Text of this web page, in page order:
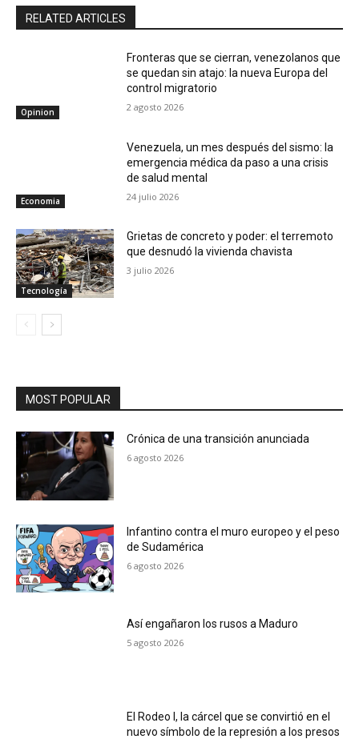
RELATED ARTICLES
Opinion
Fronteras que se cierran, venezolanos que
se quedan sin atajo: la nueva Europa del
control migratorio
2 agosto 2026
Economia
Venezuela, un mes después del sismo: la
emergencia médica da paso a una crisis
de salud mental
24 julio 2026
Tecnología
Grietas de concreto y poder: el terremoto
que desnudó la vivienda chavista
3 julio 2026
MOST POPULAR
Crónica de una transición anunciada
6 agosto 2026
Infantino contra el muro europeo y el peso
de Sudamérica
6 agosto 2026
Así engañaron los rusos a Maduro
5 agosto 2026
El Rodeo I, la cárcel que se convirtió en el
nuevo símbolo de la represión a los presos